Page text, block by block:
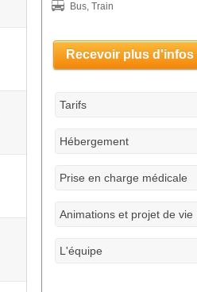
Bus, Train
Recevoir plus d'infos
Tarifs
Hébergement
Prise en charge médicale
Animations et projet de vie
L'équipe